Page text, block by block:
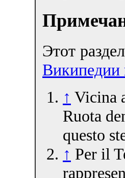
Этот
Википедии
↑ Vicina
Ruota
questo
↑ Per il